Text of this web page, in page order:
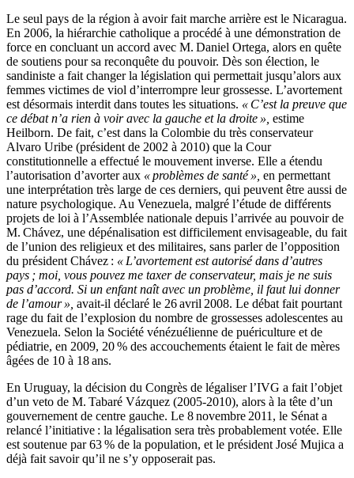
Le seul pays de la région à avoir fait marche arrière est le Nicaragua.
En 2006, la hiérarchie catholique a procédé à une démonstration de
force en concluant un accord avec M. Daniel Ortega, alors en quête
de soutiens pour sa reconquête du pouvoir. Dès son élection, le
sandiniste a fait changer la législation qui permettait jusqu’alors aux
femmes victimes de viol d’interrompre leur grossesse. L’avortement
est désormais interdit dans toutes les situations. « C’est la preuve que
ce débat n’a rien à voir avec la gauche et la droite », estime
Heilborn. De fait, c’est dans la Colombie du très conservateur
Alvaro Uribe (président de 2002 à 2010) que la Cour
constitutionnelle a effectué le mouvement inverse. Elle a étendu
l’autorisation d’avorter aux « problèmes de santé », en permettant
une interprétation très large de ces derniers, qui peuvent être aussi de
nature psychologique. Au Venezuela, malgré l’étude de différents
projets de loi à l’Assemblée nationale depuis l’arrivée au pouvoir de
M. Chávez, une dépénalisation est difficilement envisageable, du fait
de l’union des religieux et des militaires, sans parler de l’opposition
du président Chávez : « L’avortement est autorisé dans d’autres
pays ; moi, vous pouvez me taxer de conservateur, mais je ne suis
pas d’accord. Si un enfant naît avec un problème, il faut lui donner
de l’amour », avait-il déclaré le 26 avril 2008. Le débat fait pourtant
rage du fait de l’explosion du nombre de grossesses adolescentes au
Venezuela. Selon la Société vénézuélienne de puériculture et de
pédiatrie, en 2009, 20 % des accouchements étaient le fait de mères
âgées de 10 à 18 ans.
En Uruguay, la décision du Congrès de légaliser l’IVG a fait l’objet
d’un veto de M. Tabaré Vázquez (2005-2010), alors à la tête d’un
gouvernement de centre gauche. Le 8 novembre 2011, le Sénat a
relancé l’initiative : la légalisation sera très probablement votée. Elle
est soutenue par 63 % de la population, et le président José Mujica a
déjà fait savoir qu’il ne s’y opposerait pas.